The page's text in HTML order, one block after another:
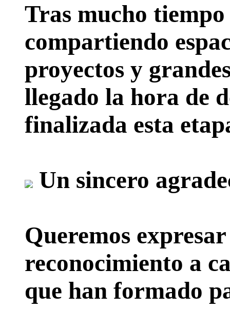
Tras mucho
compartiendo
proyectos y
llegado la hora de
finalizada esta
Un sincero
Queremos
reconocimiento a
que han formado